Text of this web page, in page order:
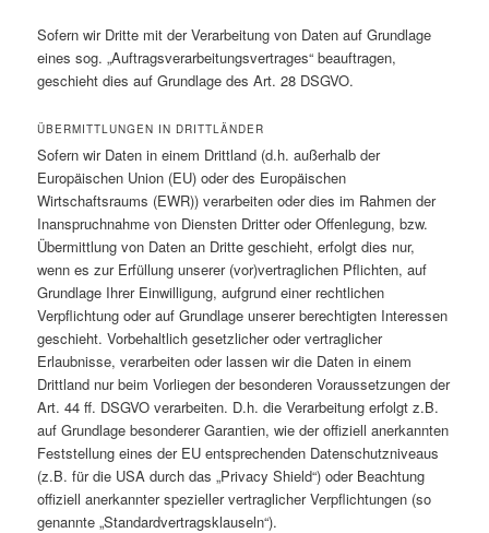
Sofern wir Dritte mit der Verarbeitung von Daten auf Grundlage
eines sog. „Auftragsverarbeitungsvertrages“ beauftragen,
geschieht dies auf Grundlage des Art. 28 DSGVO.
ÜBERMITTLUNGEN IN DRITTLÄNDER
Sofern wir Daten in einem Drittland (d.h. außerhalb der
Europäischen Union (EU) oder des Europäischen
Wirtschaftsraums (EWR)) verarbeiten oder dies im Rahmen der
Inanspruchnahme von Diensten Dritter oder Offenlegung, bzw.
Übermittlung von Daten an Dritte geschieht, erfolgt dies nur,
wenn es zur Erfüllung unserer (vor)vertraglichen Pflichten, auf
Grundlage Ihrer Einwilligung, aufgrund einer rechtlichen
Verpflichtung oder auf Grundlage unserer berechtigten Interessen
geschieht. Vorbehaltlich gesetzlicher oder vertraglicher
Erlaubnisse, verarbeiten oder lassen wir die Daten in einem
Drittland nur beim Vorliegen der besonderen Voraussetzungen der
Art. 44 ff. DSGVO verarbeiten. D.h. die Verarbeitung erfolgt z.B.
auf Grundlage besonderer Garantien, wie der offiziell anerkannten
Feststellung eines der EU entsprechenden Datenschutzniveaus
(z.B. für die USA durch das „Privacy Shield“) oder Beachtung
offiziell anerkannter spezieller vertraglicher Verpflichtungen (so
genannte „Standardvertragsklauseln“).